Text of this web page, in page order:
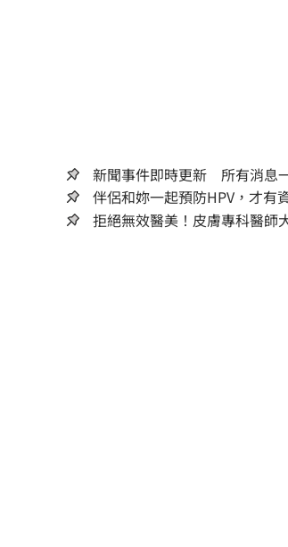
新聞事件即時更新 所有消息
伴侶和妳一起預防HPV，才有
拒絕無效醫美！皮膚專科醫師